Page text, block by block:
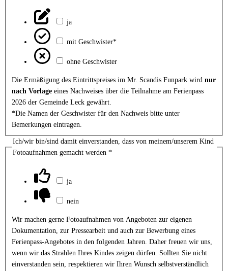
ja
mit Geschwister*
ohne Geschwister
Die Ermäßigung des Eintrittspreises im Mr. Scandis Funpark wird nur
nach Vorlageeines Nachweises über die Teilnahme am Ferienpass
2026 der Gemeinde Leck gewährt.
*Die Namen der Geschwister für den Nachweis bitte unter
Bemerkungen eintragen.
Ich/wir bin/sind damit einverstanden, dass von meinem/unserem Kind
Fotoaufnahmen gemacht werden *
ja
nein
Wir machen gerne Fotoaufnahmen von Angeboten zur eigenen
Dokumentation, zur Pressearbeit und auch zur Bewerbung eines
Ferienpass-Angebotes in den folgenden Jahren. Daher freuen wir uns,
wenn wir das Strahlen Ihres Kindes zeigen dürfen. Sollten Sie nicht
einverstanden sein, respektieren wir Ihren Wunsch selbstverständlich